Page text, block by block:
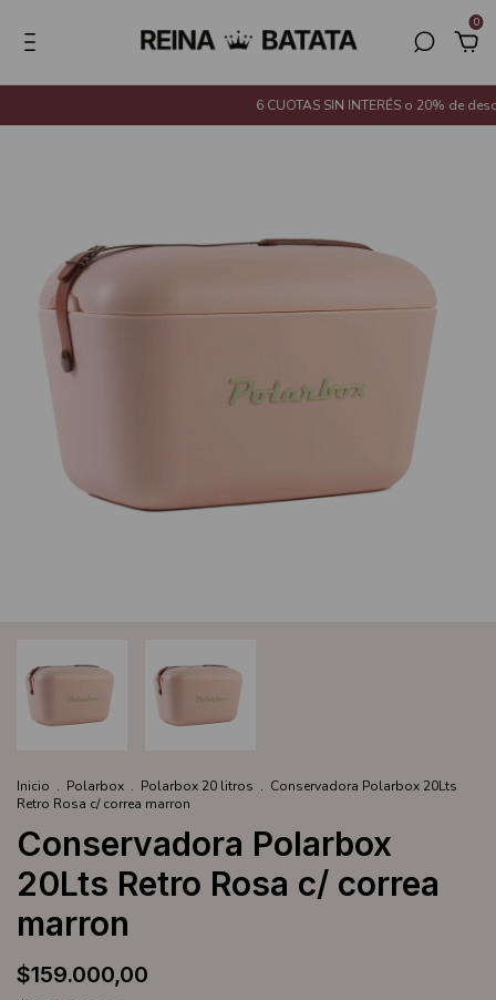
0
6 CUOTAS SIN INTERÉS o 20% de
Inicio . Polarbox . Polarbox 20 litros . Conservadora Polarbox 20Lts
Retro Rosa c/ correa marron
Conservadora Polarbox
20Lts Retro Rosa c/ correa
marron
$159.000,00